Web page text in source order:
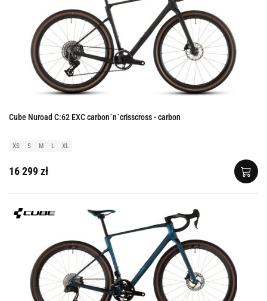
Cube Nuroad C:62 EXC carbon´n´crisscross - carbon
XS S M L XL
16 299 zł